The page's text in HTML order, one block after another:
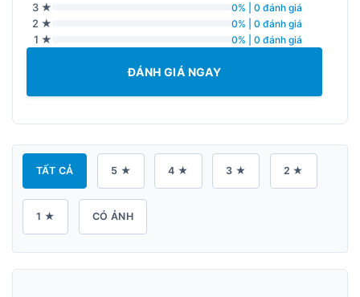
3 ★ 0% | 0 đánh giá
2 ★ 0% | 0 đánh giá
1 ★ 0% | 0 đánh giá
ĐÁNH GIÁ NGAY
TẤT CẢ 5 ★ 4 ★ 3 ★ 2 ★
1 ★ CÓ ẢNH